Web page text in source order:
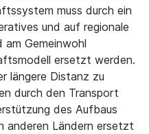
muss durch ein
und auf regionale
am Gemeinwohl
ersetzt werden.
längere Distanz zu
durch den Transport
des Aufbaus
anderen Ländern ersetzt